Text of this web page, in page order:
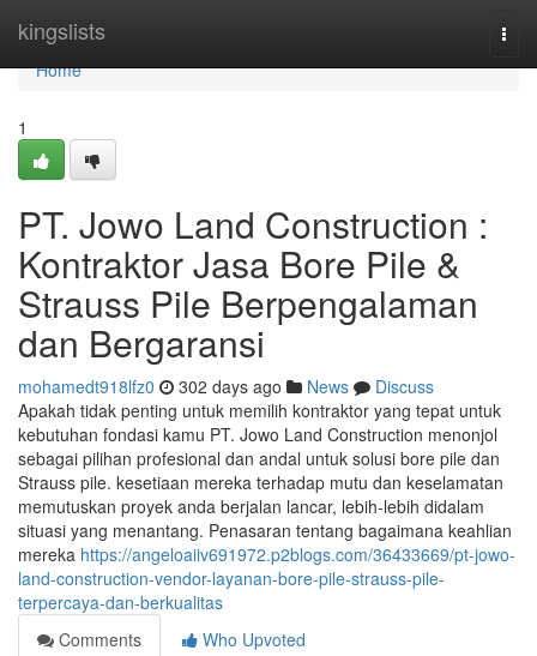
kingslists
Home
Home
1
PT. Jowo Land Construction :
Kontraktor Jasa Bore Pile &
Strauss Pile Berpengalaman
dan Bergaransi
mohamedt918lfz0 302 days ago News
Discuss
Apakah tidak penting untuk memilih kontraktor yang tepat untuk
kebutuhan fondasi kamu PT. Jowo Land Construction menonjol
sebagai pilihan profesional dan andal untuk solusi bore pile dan
Strauss pile. kesetiaan mereka terhadap mutu dan keselamatan
memutuskan proyek anda berjalan lancar, lebih-lebih didalam
situasi yang menantang. Penasaran tentang bagaimana keahlian
mereka https://angeloaiiv691972.p2blogs.com/36433669/pt-jowo-
land-construction-vendor-layanan-bore-pile-strauss-pile-
terpercaya-dan-berkualitas
Comments
Who Upvoted